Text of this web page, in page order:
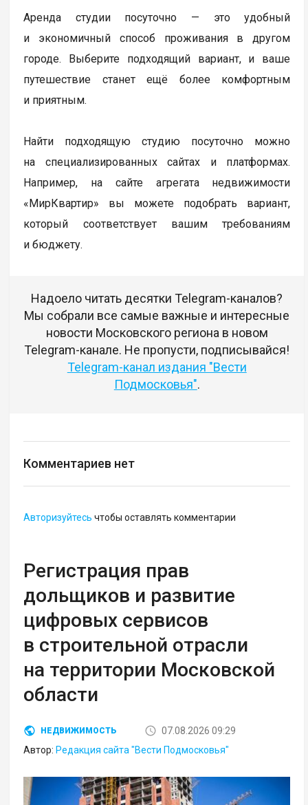
Аренда студии посуточно — это удобный
и экономичный способ проживания в другом
городе. Выберите подходящий вариант, и ваше
путешествие станет ещё более комфортным
и приятным.
Найти подходящую студию посуточно можно
на специализированных сайтах и платформах.
Например, на сайте агрегата недвижимости
«МирКвартир» вы можете подобрать вариант,
который соответствует вашим требованиям
и бюджету.
Надоело читать десятки Telegram-каналов?
Мы собрали все самые важные и интересные
новости Московского региона в новом
Telegram-канале. Не пропусти, подписывайся!
Telegram-канал издания "Вести
Подмосковья".
Комментариев нет
Авторизуйтесь чтобы оставлять комментарии
Регистрация прав
дольщиков и развитие
цифровых сервисов
в строительной отрасли
на территории Московской
области
НЕДВИЖИМОСТЬ
07.08.2026 09:29
Автор: Редакция сайта "Вести Подмосковья"